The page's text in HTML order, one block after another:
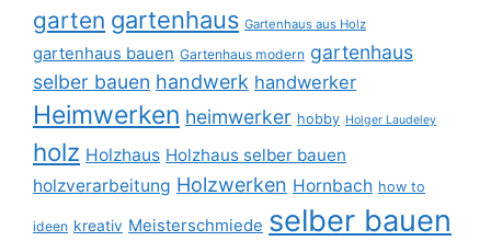
garten gartenhaus Gartenhaus aus Holz
gartenhaus bauen Gartenhaus modern gartenhaus
selber bauen handwerk handwerker
Heimwerken heimwerker hobby Holger Laudeley
holz Holzhaus Holzhaus selber bauen
holzverarbeitung Holzwerken Hornbach how to
ideen kreativ Meisterschmiede selber bauen